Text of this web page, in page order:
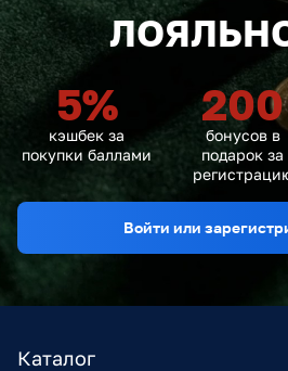
5%
кэшбек за
покупки баллами
200
бонусов в
подарок за
Войти или
Каталог